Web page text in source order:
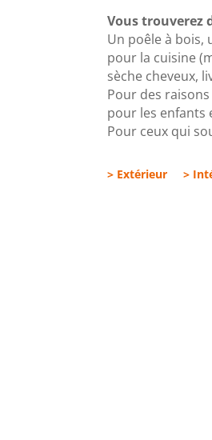
Vous trouverez
Un poêle à bois,
pour la cuisine
sèche cheveux,
Pour des
pour les enfants
Pour ceux qui
> Extérieur >